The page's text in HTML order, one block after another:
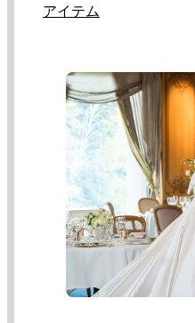
アイテム